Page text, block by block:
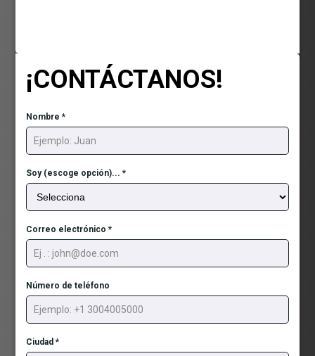
¡CONTÁCTANOS!
Nombre*
Soy (escoge opción)...*
Correo electrónico*
Número de teléfono
Ciudad*